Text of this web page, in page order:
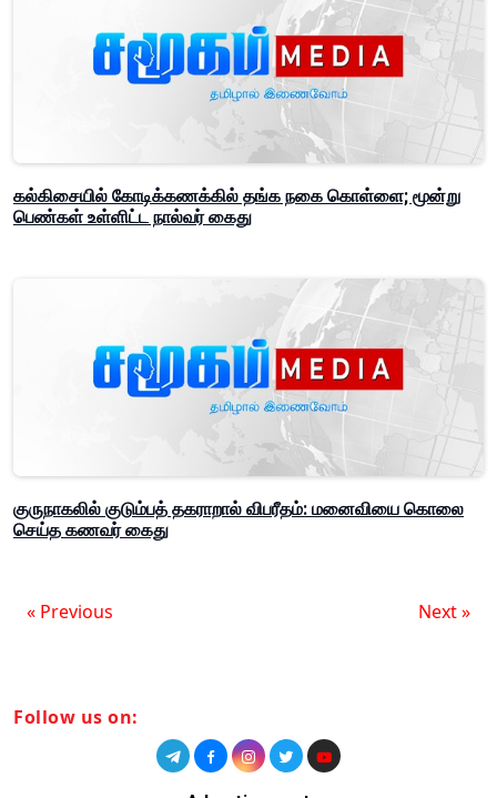
கல்கிசையில் கோடிக்கணக்கில் தங்க நகை கொள்ளை; மூன்று
பெண்கள் உள்ளிட்ட நால்வர் கைது
குருநாகலில் குடும்பத் தகராறால் விபரீதம்: மனைவியை கொலை
செய்த கணவர் கைது
« Previous Next »
Follow us on: